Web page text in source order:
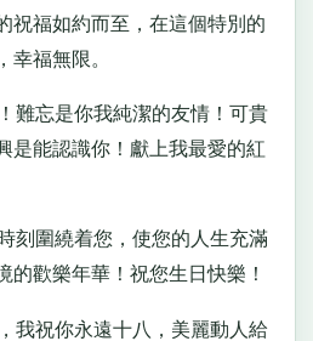
祝福如約而至，在這個特別的
幸福無限。
忘是你我純潔的友情！可貴
是能認識你！獻上我最愛的紅
圍繞着您，使您的人生充滿
的歡樂年華！祝您生日快樂！
祝你永遠十八，美麗動人給